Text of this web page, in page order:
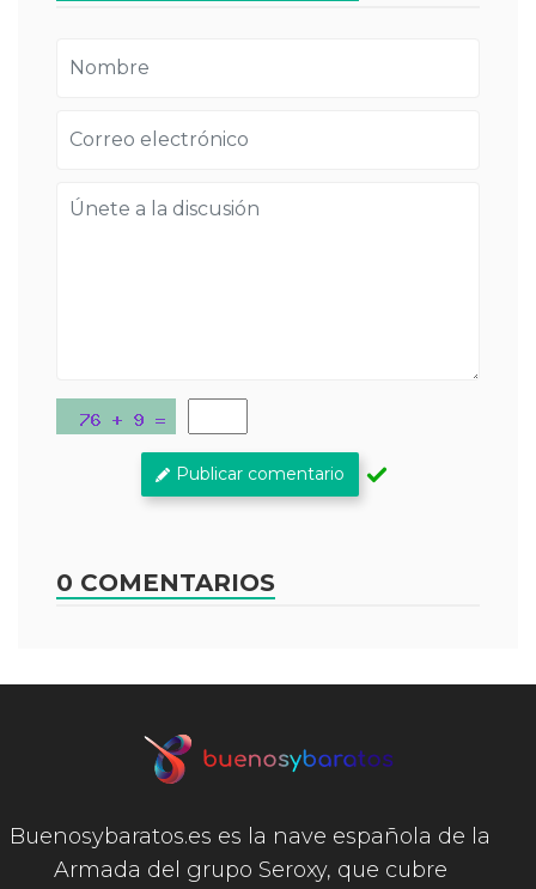
Publicar comentario
0 COMENTARIOS
Buenosybaratos.es es la nave española de la
Armada del grupo Seroxy, que cubre